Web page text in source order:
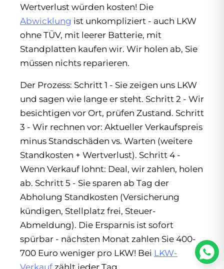
Wertverlust würden kosten! Die
Abwicklung ist unkompliziert - auch LKW
ohne TÜV, mit leerer Batterie, mit
Standplatten kaufen wir. Wir holen ab, Sie
müssen nichts reparieren.
Der Prozess: Schritt 1 - Sie zeigen uns LKW
und sagen wie lange er steht. Schritt 2 - Wir
besichtigen vor Ort, prüfen Zustand. Schritt
3 - Wir rechnen vor: Aktueller Verkaufspreis
minus Standschäden vs. Warten (weitere
Standkosten + Wertverlust). Schritt 4 -
Wenn Verkauf lohnt: Deal, wir zahlen, holen
ab. Schritt 5 - Sie sparen ab Tag der
Abholung Standkosten (Versicherung
kündigen, Stellplatz frei, Steuer-
Abmeldung). Die Ersparnis ist sofort
spürbar - nächsten Monat zahlen Sie 400-
700 Euro weniger pro LKW! Bei LKW-